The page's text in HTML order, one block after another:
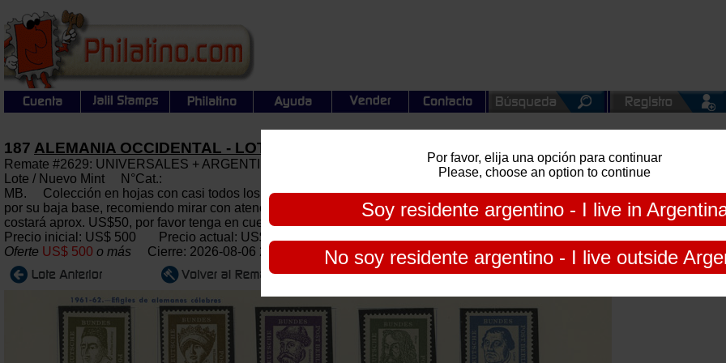
Por favor, elija una opción para continuar
Please, choose an option to continue
Soy residente argentino - I live in
No soy residente argentino - I live outside
187 ALEMANIA OCCIDENTAL - LOTES Y COLECCIONES
Remate #2629: UNIVERSALES + ARGENTINA: Subasta general de Agosto
Lote / Nuevo Mint N°Cat.:
MB. Colección en hojas con casi todos los sellos emitidos entre 1960 y 2000, generalmente nuevos mint y de excelente
por su baja base, recomiendo mirar con atención TODAS las fotos de este lote, ya que todas las estampillas incluídas están
costará aprox. US$50, por favor tenga en cuenta este importe al hacer su oferta.
Precio inicial: US$ 500 Precio actual: US$ 500
Oferte US$ 500 o más Cierre: 2026-08-06 22:00:00